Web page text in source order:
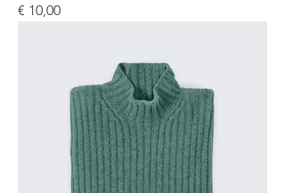
Prijs
€ 10,00